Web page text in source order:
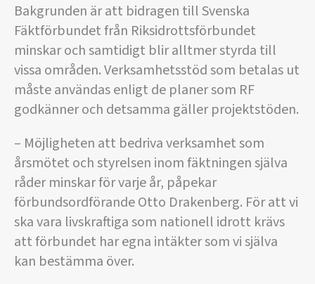
Bakgrunden är att bidragen till Svenska
Fäktförbundet från Riksidrottsförbundet
minskar och samtidigt blir alltmer styrda till
vissa områden. Verksamhetsstöd som betalas ut
måste användas enligt de planer som RF
godkänner och detsamma gäller projektstöden.
– Möjligheten att bedriva verksamhet som
årsmötet och styrelsen inom fäktningen själva
råder minskar för varje år, påpekar
förbundsordförande Otto Drakenberg. För att vi
ska vara livskraftiga som nationell idrott krävs
att förbundet har egna intäkter som vi själva
kan bestämma över.